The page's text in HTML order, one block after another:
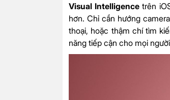
Visual Intelligence trên
hơn. Chỉ cần hướng
thoại, hoặc thậm chí tìm
năng tiếp cận cho mọi